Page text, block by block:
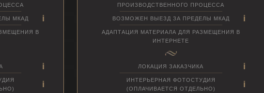
МКАД
В
ПРОИЗВОДСТВЕННОГО ПРОЦЕССА
ВОЗМОЖЕН ВЫЕЗД ЗА ПРЕДЕЛЫ МКАД
АДАПТАЦИЯ МАТЕРИАЛА ДЛЯ РАЗМЕЩЕНИЯ В
ИНТЕРНЕТЕ
ЛОКАЦИЯ ЗАКАЗЧИКА
ИНТЕРЬЕРНАЯ ФОТОСТУДИЯ
(ОПЛАЧИВАЕТСЯ ОТДЕЛЬНО)